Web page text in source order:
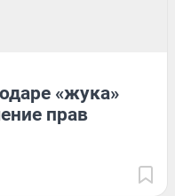
«жука»
прав